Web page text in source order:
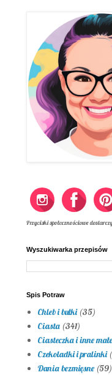
Przyciski społecznościowe
Wyszukiwarka przepisów
Spis Potraw
Chleb i bułki (35)
Ciasta (341)
Ciasteczka i inne
Czekoladki i pralinki
Dania bezmięsne (59)